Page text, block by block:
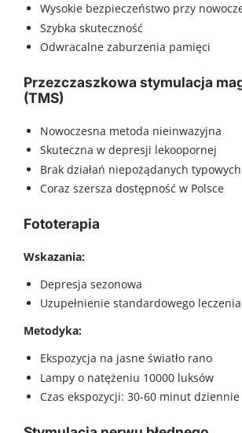
Wysokie bezpieczeństwo przy
Szybka skuteczność
Odwracalne zaburzenia pamięci
Przezczaszkowa stymulacja
(TMS)
Nowoczesna metoda nieinwazyjna
Skuteczna w depresji lekoopornej
Brak działań niepożądanych
Coraz szersza dostępność w Polsce
Fototerapia
Wskazania:
Depresja sezonowa
Uzupełnienie standardowego leczenia
Metodyka:
Ekspozycja na jasne światło rano
Lampy o natężeniu 10000 luksów
Czas ekspozycji: 30-60 minut dziennie